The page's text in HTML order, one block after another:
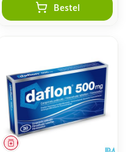
Bestel
Geneesmiddel